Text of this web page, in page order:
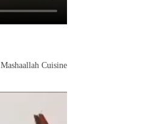
Mashaallah Cuisine